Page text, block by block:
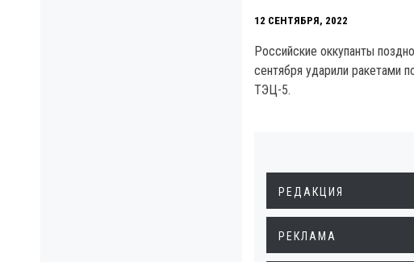
12 СЕНТЯБРЯ, 2022
Российские оккупанты
сентября ударили ракетами
ТЭЦ-5.
РЕДАКЦИЯ
РЕКЛАМА